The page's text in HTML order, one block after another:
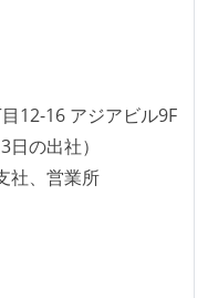
るようなエンジニア
ントやカンファレン
勉強会が定期開催さ
をメンバーがよく会話
12-16 アジアビル9F
の出社）
社、営業所